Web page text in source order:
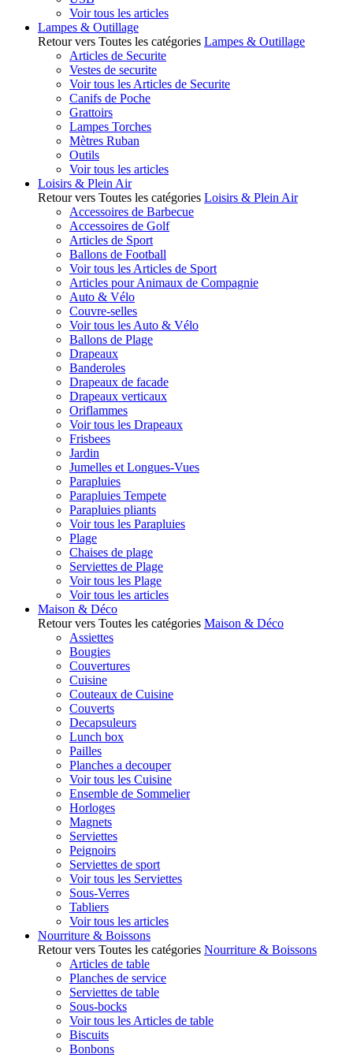
Voir tous les articles
Lampes & Outillage
Retour vers Toutes les catégories Lampes & Outillage
Articles de Securite
Vestes de securite
Voir tous les Articles de Securite
Canifs de Poche
Grattoirs
Lampes Torches
Mètres Ruban
Outils
Voir tous les articles
Loisirs & Plein Air
Retour vers Toutes les catégories Loisirs & Plein Air
Accessoires de Barbecue
Accessoires de Golf
Articles de Sport
Ballons de Football
Voir tous les Articles de Sport
Articles pour Animaux de Compagnie
Auto & Vélo
Couvre-selles
Voir tous les Auto & Vélo
Ballons de Plage
Drapeaux
Banderoles
Drapeaux de facade
Drapeaux verticaux
Oriflammes
Voir tous les Drapeaux
Frisbees
Jardin
Jumelles et Longues-Vues
Parapluies
Parapluies Tempete
Parapluies pliants
Voir tous les Parapluies
Plage
Chaises de plage
Serviettes de Plage
Voir tous les Plage
Voir tous les articles
Maison & Déco
Retour vers Toutes les catégories Maison & Déco
Assiettes
Bougies
Couvertures
Cuisine
Couteaux de Cuisine
Couverts
Decapsuleurs
Lunch box
Pailles
Planches a decouper
Voir tous les Cuisine
Ensemble de Sommelier
Horloges
Magnets
Serviettes
Peignoirs
Serviettes de sport
Voir tous les Serviettes
Sous-Verres
Tabliers
Voir tous les articles
Nourriture & Boissons
Retour vers Toutes les catégories Nourriture & Boissons
Articles de table
Planches de service
Serviettes de table
Sous-bocks
Voir tous les Articles de table
Biscuits
Bonbons